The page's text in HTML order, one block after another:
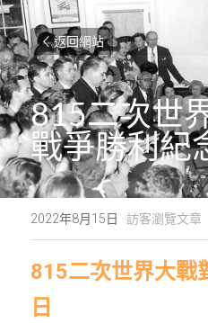
返回網站
815二次世
戰爭勝利紀
2022年8月15日 · 訪客瀏覽文章
815二次世界大戰
日